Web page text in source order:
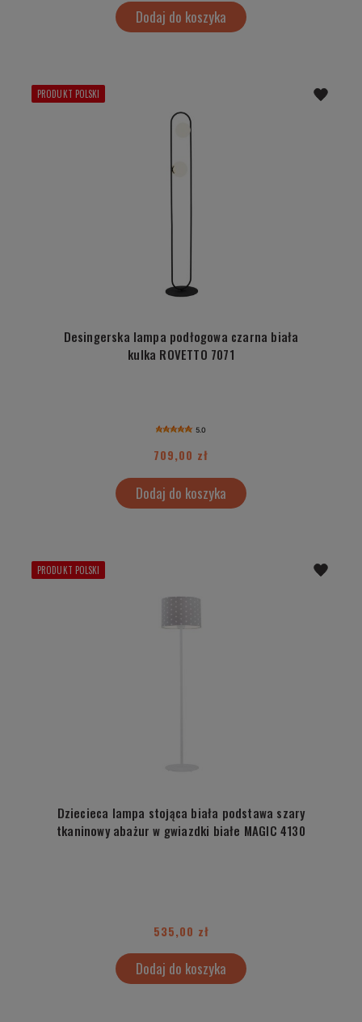
Dodaj do koszyka
Desingerska lampa podłogowa czarna biała
kulka ROVETTO 7071
5.0
709,00 zł
Dodaj do koszyka
PRODUKT POLSKI
Dziecieca lampa stojąca biała podstawa szary
tkaninowy abażur w gwiazdki białe MAGIC 4130
535,00 zł
Dodaj do koszyka
PRODUKT POLSKI